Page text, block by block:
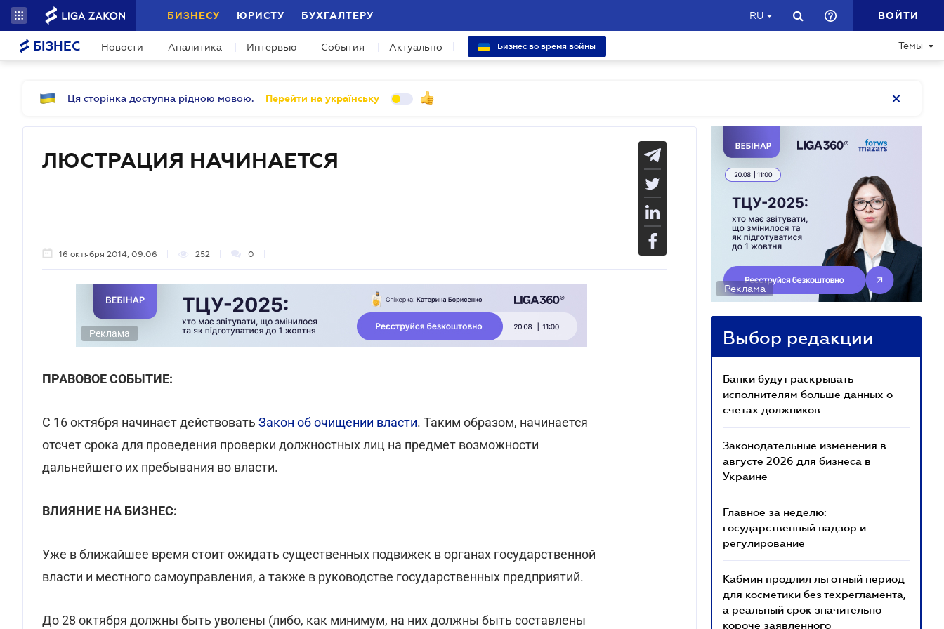
БИЗНЕСУ ЮРИСТУ БУХГАЛТЕРУ RU ВОЙТИ
БІЗНЕС Новости Аналитика Интервью События Актуально Бизнес во время войны Темы
Ця сторінка доступна рідною мовою. Перейти на українську
ЛЮСТРАЦИЯ НАЧИНАЕТСЯ
16 октября 2014, 09:06 252 0
Реклама
ПРАВОВОЕ СОБЫТИЕ:
С 16 октября начинает действовать Закон об очищении власти. Таким образом, начинается
отсчет срока для проведения проверки должностных лиц на предмет возможности
дальнейшего их пребывания во власти.
ВЛИЯНИЕ НА БИЗНЕС:
Уже в ближайшее время стоит ожидать существенных подвижек в органах государственной
власти и местного самоуправления, а также в руководстве государственных предприятий.
До 28 октября должны быть уволены (либо, как минимум, на них должны быть составлены
Реклама
Выбор редакции
Банки будут раскрывать
исполнителям больше данных о
счетах должников
Законодательные изменения в
августе 2026 для бизнеса в
Украине
Главное за неделю:
государственный надзор и
регулирование
Кабмин продлил льготный период
для косметики без техрегламента,
а реальный срок значительно
короче заявленного